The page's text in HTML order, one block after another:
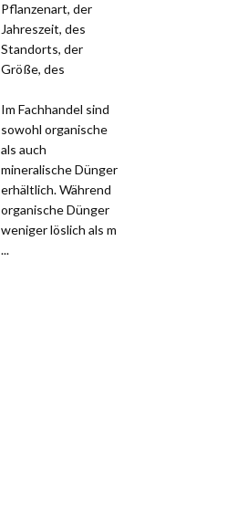
Pflanzenart, der
Jahreszeit, des
Standorts, der
Größe, des
Im Fachhandel sind
sowohl organische
als auch
mineralische Dünger
erhältlich. Während
organische Dünger
weniger löslich als m
...